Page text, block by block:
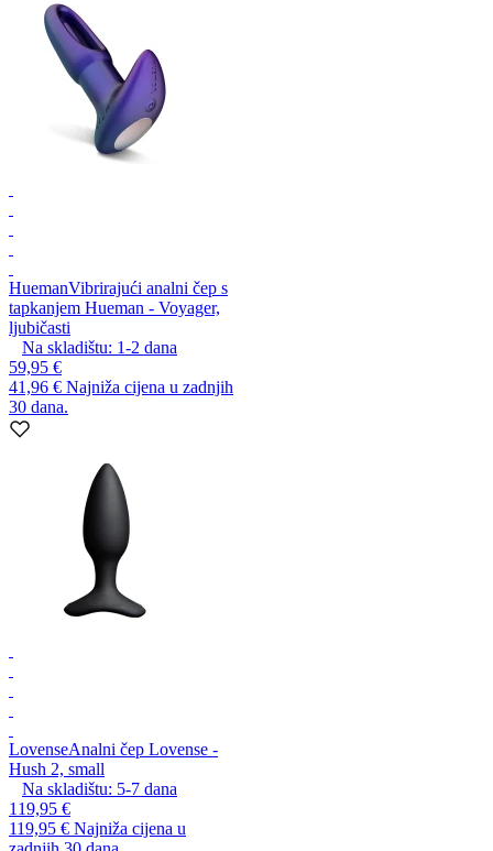
HuemanVibrirajući analni čep s
tapkanjem Hueman - Voyager,
ljubičasti
Na skladištu: 1-2 dana
59,95 €
41,96 € Najniža cijena u zadnjih
30 dana.
LovenseAnalni čep Lovense -
Hush 2, small
Na skladištu: 5-7 dana
119,95 €
119,95 € Najniža cijena u